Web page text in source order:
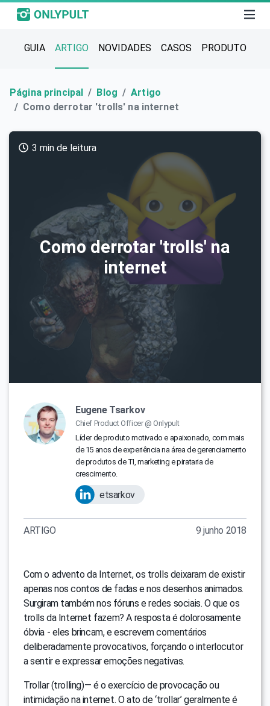
GUIA ARTIGO NOVIDADES CASOS PRODUTO
Página principal Blog
Artigo
Como derrotar 'trolls' na internet
Como derrotar 'trolls' na
internet
3 min de leitura
Eugene Tsarkov
Chief Product Officer @ Onlypult
Líder de produto motivado e apaixonado, com mais
de 15 anos de experiência na área de gerenciamento
de produtos de TI, marketing e pirataria de
crescimento.
etsarkov
ARTIGO 9 junho 2018
Com o advento da Internet, os trolls deixaram de existir
apenas nos contos de fadas e nos desenhos animados.
Surgiram também nos fóruns e redes sociais. O que os
trolls da Internet fazem? A resposta é dolorosamente
óbvia - eles brincam, e escrevem comentários
deliberadamente provocativos, forçando o interlocutor
a sentir e expressar emoções negativas.
Trollar (trolling)— é o exercício de provocação ou
intimidação na internet. O ato de ‘trollar’ geralmente é